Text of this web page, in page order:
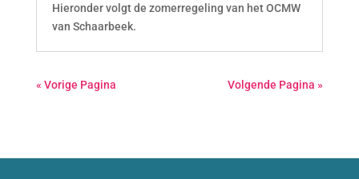
Hieronder volgt de zomerregeling van het OCMW
van Schaarbeek.
« Vorige Pagina Volgende Pagina »